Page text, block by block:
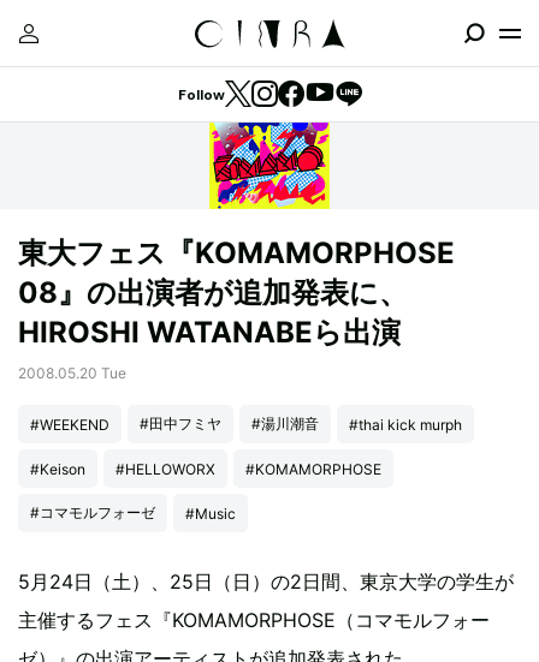
Follow
東大フェス『KOMAMORPHOSE
08』の出演者が追加発表に、
HIROSHI WATANABEら出演
2008.05.20 Tue
#WEEKEND #田中フミヤ #湯川潮音 #thai kick murph
#Keison #HELLOWORX #KOMAMORPHOSE
#コマモルフォーゼ #Music
5月24日（土）、25日（日）の2日間、東京大学の学生が
主催するフェス『KOMAMORPHOSE（コマモルフォー